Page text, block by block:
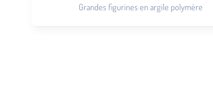
Grandes figurines en argile polymère